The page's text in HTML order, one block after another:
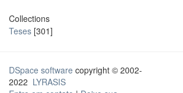
Collections
Teses [301]
DSpace software copyright © 2002-
2022 LYRASIS